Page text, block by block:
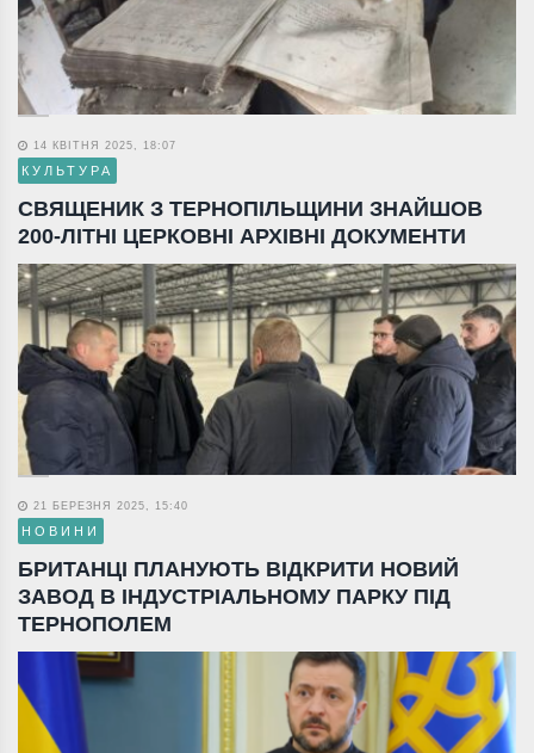
14 КВІТНЯ 2025, 18:07
КУЛЬТУРА
СВЯЩЕНИК З ТЕРНОПІЛЬЩИНИ ЗНАЙШОВ
200-ЛІТНІ ЦЕРКОВНІ АРХІВНІ ДОКУМЕНТИ
21 БЕРЕЗНЯ 2025, 15:40
НОВИНИ
БРИТАНЦІ ПЛАНУЮТЬ ВІДКРИТИ НОВИЙ
ЗАВОД В ІНДУСТРІАЛЬНОМУ ПАРКУ ПІД
ТЕРНОПОЛЕМ